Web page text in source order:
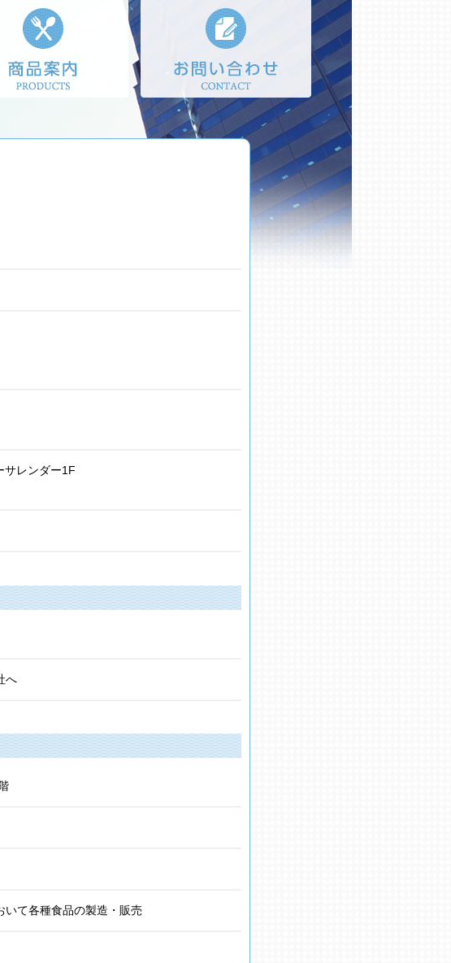
レンダー1F
へ
て各種食品の製造・販売